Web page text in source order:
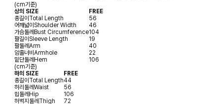
(cm기준)
상의 SIZE
FREE
총길이Total Length
56
어깨넓이Shoulder Width
46
가슴둘레Bust Circumference104
팔길이Sleeve Length
19
팔둘레Arm
40
암홀너비Armhole
22
밑단둘레Hem
106
(cm기준)
하의 SIZE
FREE
총길이Total Length44
허리둘레Waist
56
힙둘레Hip
106
허벅지둘레Thigh
72